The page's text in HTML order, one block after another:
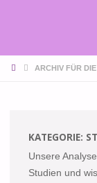
STARTARCHIV FÜR
KATEGORIE:
Unsere
Studien und